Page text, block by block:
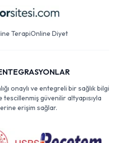
TerapiOnline Diyet
onaylı ve entegreli bir sağlık bilgi
güvenilir altyapısıyla
erişim sağlar.